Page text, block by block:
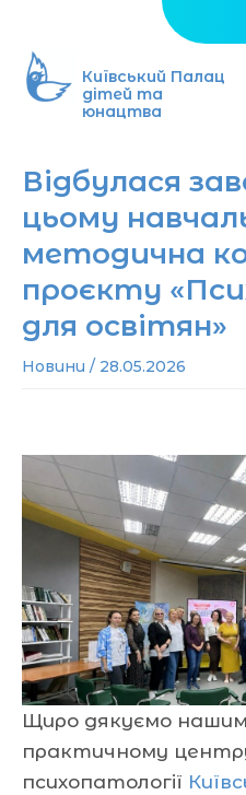
вмісту
Київський Палац
дітей та
юнацтва
Відбулася
цьому
методична
проєкту
для освітян»
Новини / 28.05.2026
Щиро дякуємо
практичному
психопатології